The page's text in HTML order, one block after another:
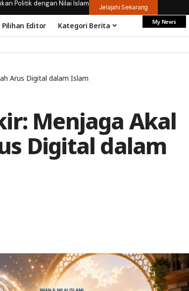
Politik dengan Nilai Islam Jelajahi Sekarang
Pilihan Editor Kategori Berita My News
Arus Digital dalam Islam
Menjaga Akal
Digital dalam